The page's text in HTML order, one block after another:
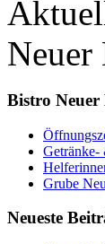
Neuer
Bistro
Getränke-
Grube
Neueste